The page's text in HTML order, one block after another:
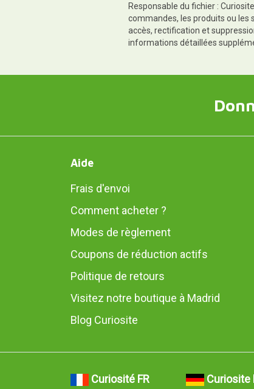
Responsable du fichier :
commandes, les produits ou les
accès, rectification et
informations détaillées
Aide
Frais d'envoi
Comment acheter ?
Modes de règlement
Coupons de réduction actifs
Politique de retours
Visitez notre boutique à Madrid
Blog Curiosite
Curiosité FR Curiosite